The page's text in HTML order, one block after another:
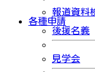
報道資料
各種申請
後援名義
見学会